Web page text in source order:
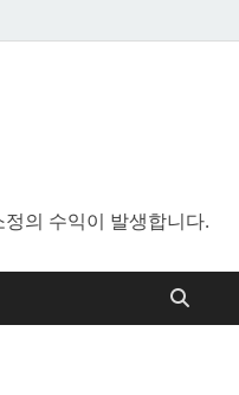
의 수익이 발생합니다.